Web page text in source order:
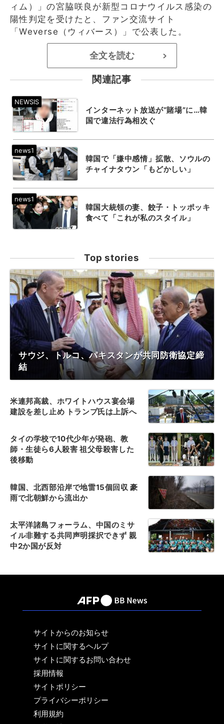
ィム）」の宮脇咲良が新型コロナウイルス感染の
陽性判定を受けたと、ファン交流サイト
「Weverse（ウィバース）」で公表した。
全文を読む >
関連記事
インターネット放送が“賭場”に…韓
国で違法行為相次ぐ
韓国で「嫌中感情」拡散、ソウルの
チャイナタウン「もどかしい」
韓国大統領の妻、餃子・トッポッキ
食べて「これが私のスタイル」
Top stories
サウジ、トルコ、パキスタンが共同防衛協定締
結
米連邦高裁、ホワイトハウス宴会場
建設を差し止め トランプ氏は上訴へ
タイの学校で10代少年が発砲、教
師・生徒ら6人殺害 祖父母殺害した
後移動
韓国、北西部沿岸で地雷15個回収 豪
雨で北朝鮮から流出か
太平洋諸島フォーラム、中国のミサ
イル非難する共同声明採択できず 親
中2か国が反対
サイトからのお知らせ
サイトに関するヘルプ
サイトに関するお問い合わせ
採用情報
サイトポリシー
プライバシーポリシー
利用規約